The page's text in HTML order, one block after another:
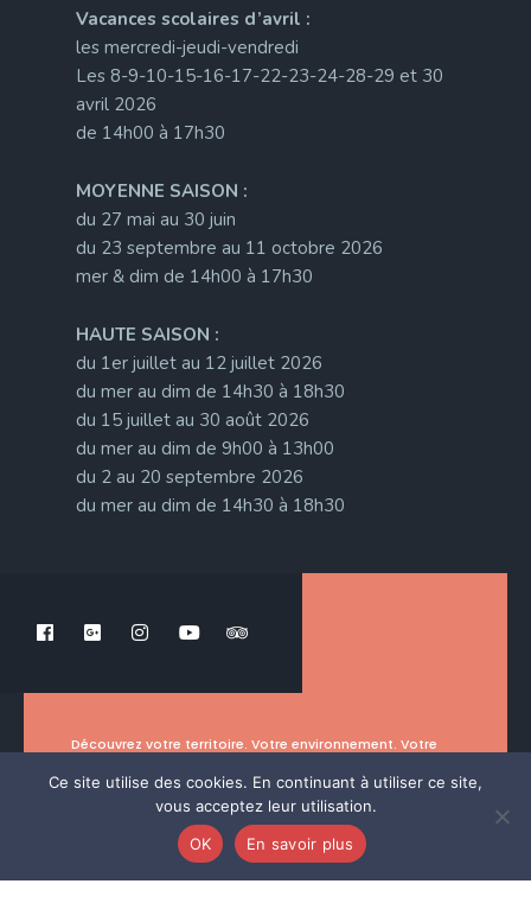
Vacances scolaires d’avril :
les mercredi-jeudi-vendredi
Les 8-9-10-15-16-17-22-23-24-28-29 et 30
avril 2026
de 14h00 à 17h30
MOYENNE SAISON :
du 27 mai au 30 juin
du 23 septembre au 11 octobre 2026
mer & dim de 14h00 à 17h30
HAUTE SAISON :
du 1er juillet au 12 juillet 2026
du mer au dim de 14h30 à 18h30
du 15 juillet au 30 août 2026
du mer au dim de 9h00 à 13h00
du 2 au 20 septembre 2026
du mer au dim de 14h30 à 18h30
Découvrez votre territoire. Votre environnement. Votre
MENTIONS LÉGALES POLITIQUE DE CONFIDENTIALITÉ
Ce site utilise des cookies. En continuant à utiliser ce site,
vous acceptez leur utilisation.
OK
En savoir plus